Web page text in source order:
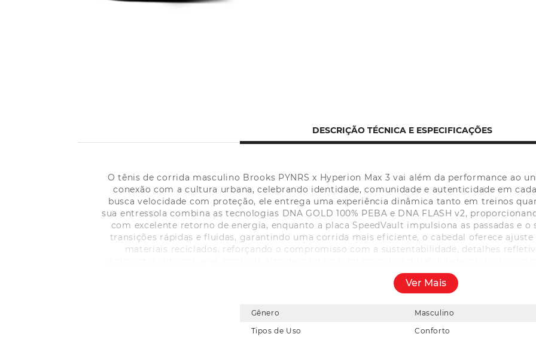
DESCRIÇÃO TÉCNICA E ESPECIFICAÇÕES
O tênis de corrida masculino Brooks PYNRS x Hyperion Max 3 vai além da performance ao
conexão com a cultura urbana, celebrando identidade, comunidade e autenticidade em
busca velocidade com proteção, ele entrega uma experiência dinâmica tanto em treinos
sua entressola combina as tecnologias DNA GOLD 100% PEBA e DNA FLASH v2,
com excelente retorno de energia, enquanto a placa SpeedVault impulsiona as passadas e
transições rápidas e fluidas, garantindo uma corrida mais eficiente, o cabedal oferece
materiais reciclados, reforçando o compromisso com a sustentabilidade, detalhes
traz elementos inspirados nas ruas, como a entressola com efeito salpicado e a palmilha
uma verdadeira expressão de estilo e pertencimento, com drop de 6 mm, peso aproximado de
corredores que buscam leveza, resposta rápida e um visual marcante que representa mais
identidade.
Ver Mais
Gênero
Masculino
Tipos de Uso
Conforto